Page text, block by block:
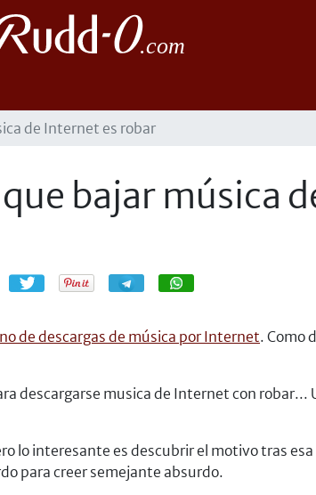
de Internet es robar
bajar música
CompartirCompartir
de descargas de música por Internet. Como
descargarse musica de Internet con robar...
lo interesante es descubrir el motivo tras
para creer semejante absurdo.